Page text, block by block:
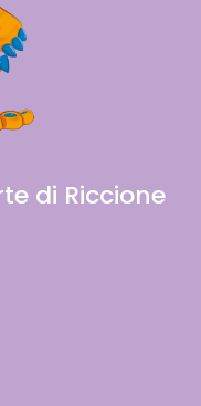
di Riccione